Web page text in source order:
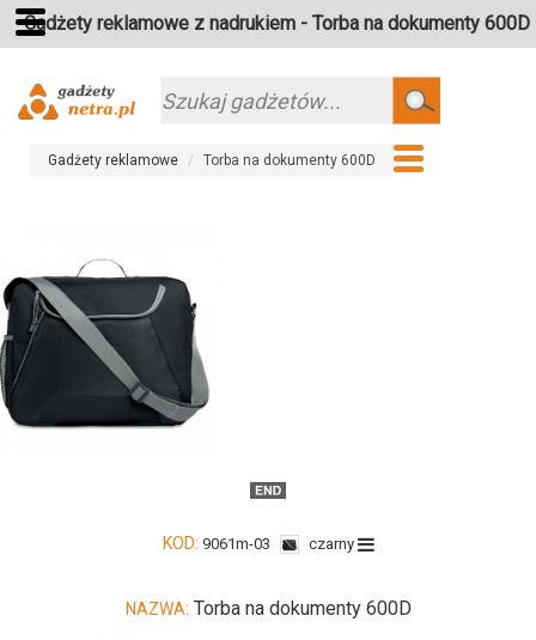
Gadżety reklamowe z nadrukiem - Torba na dokumenty 600D
Szukaj
Gadżety reklamowe Torba na dokumenty 600D
KOD: 9061m-03 czarny
NAZWA: Torba na dokumenty 600D